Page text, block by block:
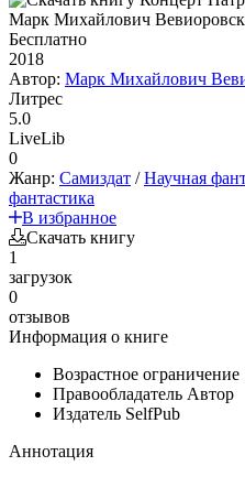
Бесплатно
2018
Автор: Марк Михайлович
Литрес
5.0
LiveLib
0
Жанр: Самиздат /Научная
фантастика
В избранное
Скачать книгу
1
загрузок
0
отзывов
Информация о книге
Возрастное ограничение
Правообладатель Автор
Издатель SelfPub
Аннотация